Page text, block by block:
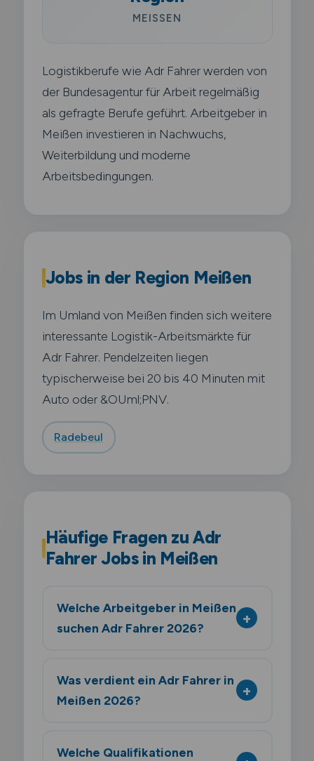
MEISSEN
Logistikberufe wie Adr Fahrer werden von
der Bundesagentur für Arbeit regelmäßig
als gefragte Berufe geführt. Arbeitgeber in
Meißen investieren in Nachwuchs,
Weiterbildung und moderne
Arbeitsbedingungen.
Jobs in der Region Meißen
Im Umland von Meißen finden sich weitere
interessante Logistik-Arbeitsmärkte für
Adr Fahrer. Pendelzeiten liegen
typischerweise bei 20 bis 40 Minuten mit
Auto oder &OUml;PNV.
Radebeul
Häufige Fragen zu Adr
Fahrer Jobs in Meißen
Welche Arbeitgeber in Meißen
suchen Adr Fahrer 2026?
Was verdient ein Adr Fahrer in
Meißen 2026?
Welche Qualifikationen